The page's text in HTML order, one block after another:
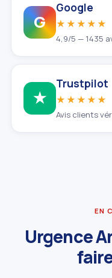
G
Google
★★★★★
4,9/5 — 1435
★
Trustpilot
★★★★★
Avis clients
EN
Urgence